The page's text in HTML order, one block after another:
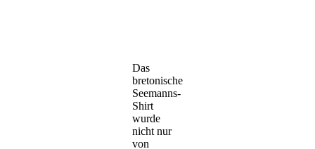
Das
bretonische
Seemanns-
Shirt
wurde
nicht nur
von